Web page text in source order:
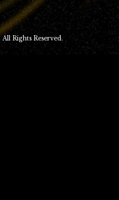
Rights Reserved.